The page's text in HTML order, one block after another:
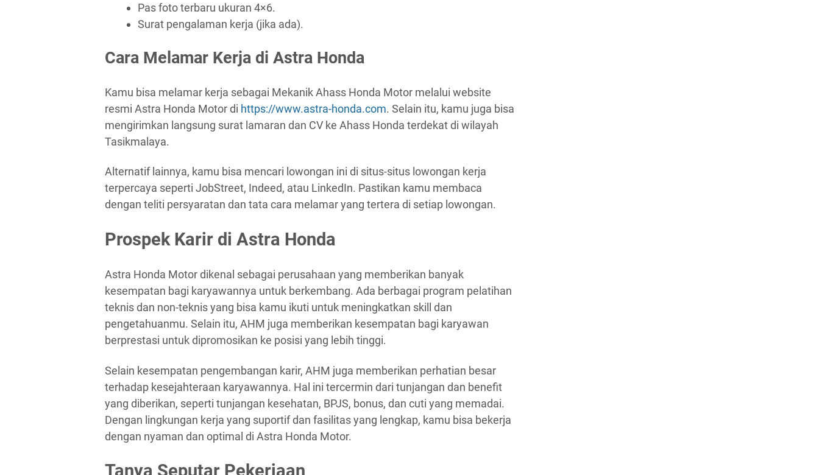
Pas foto terbaru ukuran 4×6.
Surat pengalaman kerja (jika ada).
Cara Melamar Kerja di Astra Honda
Kamu bisa melamar kerja sebagai Mekanik Ahass Honda Motor melalui website
resmi Astra Honda Motor di https://www.astra-honda.com. Selain itu, kamu juga bisa
mengirimkan langsung surat lamaran dan CV ke Ahass Honda terdekat di wilayah
Tasikmalaya.
Alternatif lainnya, kamu bisa mencari lowongan ini di situs-situs lowongan kerja
terpercaya seperti JobStreet, Indeed, atau LinkedIn. Pastikan kamu membaca
dengan teliti persyaratan dan tata cara melamar yang tertera di setiap lowongan.
Prospek Karir di Astra Honda
Astra Honda Motor dikenal sebagai perusahaan yang memberikan banyak
kesempatan bagi karyawannya untuk berkembang. Ada berbagai program pelatihan
teknis dan non-teknis yang bisa kamu ikuti untuk meningkatkan skill dan
pengetahuanmu. Selain itu, AHM juga memberikan kesempatan bagi karyawan
berprestasi untuk dipromosikan ke posisi yang lebih tinggi.
Selain kesempatan pengembangan karir, AHM juga memberikan perhatian besar
terhadap kesejahteraan karyawannya. Hal ini tercermin dari tunjangan dan benefit
yang diberikan, seperti tunjangan kesehatan, BPJS, bonus, dan cuti yang memadai.
Dengan lingkungan kerja yang suportif dan fasilitas yang lengkap, kamu bisa bekerja
dengan nyaman dan optimal di Astra Honda Motor.
Tanya Seputar Pekerjaan